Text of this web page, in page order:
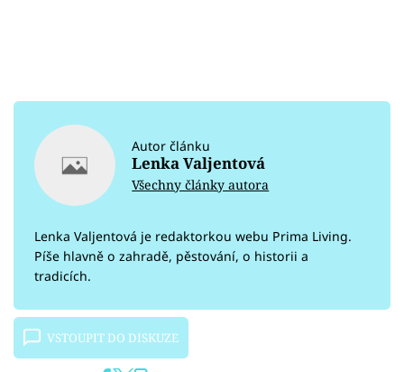
Autor článku
Lenka Valjentová
Všechny články autora
Lenka Valjentová je redaktorkou webu Prima Living.
Píše hlavně o zahradě, pěstování, o historii a
tradicích.
VSTOUPIT DO DISKUZE